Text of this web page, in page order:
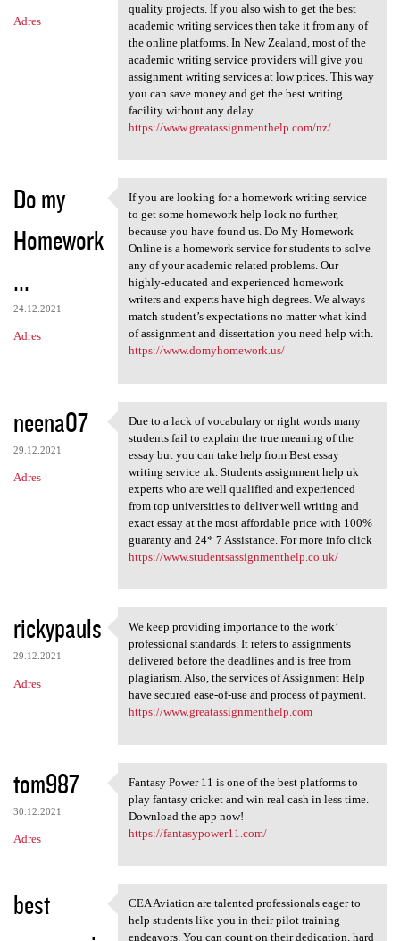
Adres
quality projects. If you also wish to get the best
academic writing services then take it from any of
the online platforms. In New Zealand, most of the
academic writing service providers will give you
assignment writing services at low prices. This way
you can save money and get the best writing
facility without any delay.
https://www.greatassignmenthelp.com/nz/
Do my
Homework
...
24.12.2021
Adres
If you are looking for a
If you are looking for a homework writing service
to get some homework help look no further,
because you have found us. Do My Homework
Online is a homework service for students to solve
any of your academic related problems. Our
highly-educated and experienced homework
writers and experts have high degrees. We always
match student’s expectations no matter what kind
of assignment and dissertation you need help with.
https://www.domyhomework.us/
neena07
29.12.2021
Adres
Due to a lack of vocabulary
Due to a lack of vocabulary or right words many
students fail to explain the true meaning of the
essay but you can take help from Best essay
writing service uk. Students assignment help uk
experts who are well qualified and experienced
from top universities to deliver well writing and
exact essay at the most affordable price with 100%
guaranty and 24* 7 Assistance. For more info click
https://www.studentsassignmenthelp.co.uk/
rickypauls
29.12.2021
Adres
We keep providing importance
We keep providing importance to the work’
professional standards. It refers to assignments
delivered before the deadlines and is free from
plagiarism. Also, the services of Assignment Help
have secured ease-of-use and process of payment.
https://www.greatassignmenthelp.com
tom987
30.12.2021
Adres
Fantasy Power 11 is one of
Fantasy Power 11 is one of the best platforms to
play fantasy cricket and win real cash in less time.
Download the app now!
https://fantasypower11.com/
best
CEA Aviation are talented
CEA Aviation are talented professionals eager to
help students like you in their pilot training
endeavors. You can count on their dedication, hard